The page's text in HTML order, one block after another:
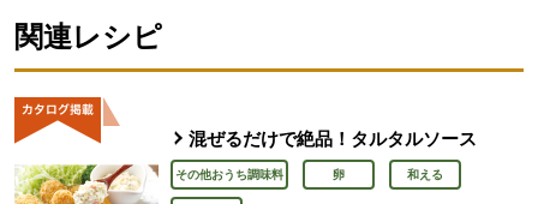
関連レシピ
混ぜるだけで絶品！タルタルソース
その他おうち調味料 卵 和える